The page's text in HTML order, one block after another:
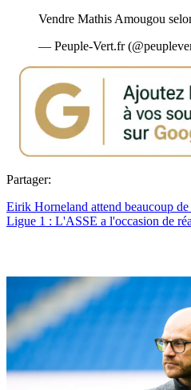
Vendre Mathis Amougou
— Peuple-Vert.fr
Partager:
Eirik Horneland attend beaucoup de
Ligue 1 : L'ASSE a l'occasion de